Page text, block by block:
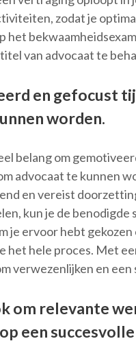
zodat je
het
van advocaat te
en gefocust
worden.
belang om
advocaat te kunnen
en vereist
kun je de
je ervoor hebt
het hele proces. Met
verwezenlijken en
om relevante
een